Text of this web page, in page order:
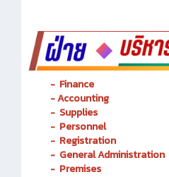
- Finance
-Accounting
- Supplies
- Personnel
- Registration
- General Administration
- Premises